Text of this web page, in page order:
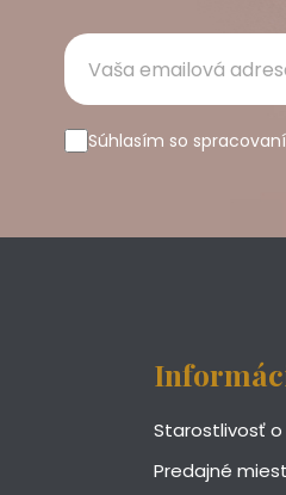
Súhlasím so
Starostlivosť o
Predajné